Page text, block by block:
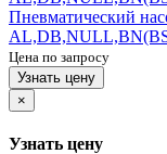
Пневматический
Цена по запросу
Узнать цену
×
Узнать цену